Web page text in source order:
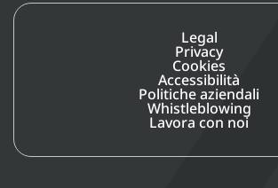
Legal
Privacy
Cookies
Accessibilità
Politiche aziendali
Whistleblowing
Lavora con noi